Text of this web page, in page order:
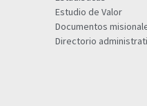
Estudio de Valor
Documentos
Directorio